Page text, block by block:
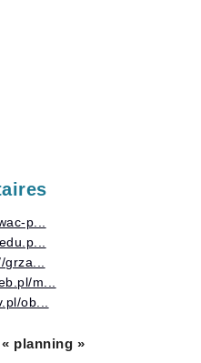
p...
grza...
m...
ob...
planning »